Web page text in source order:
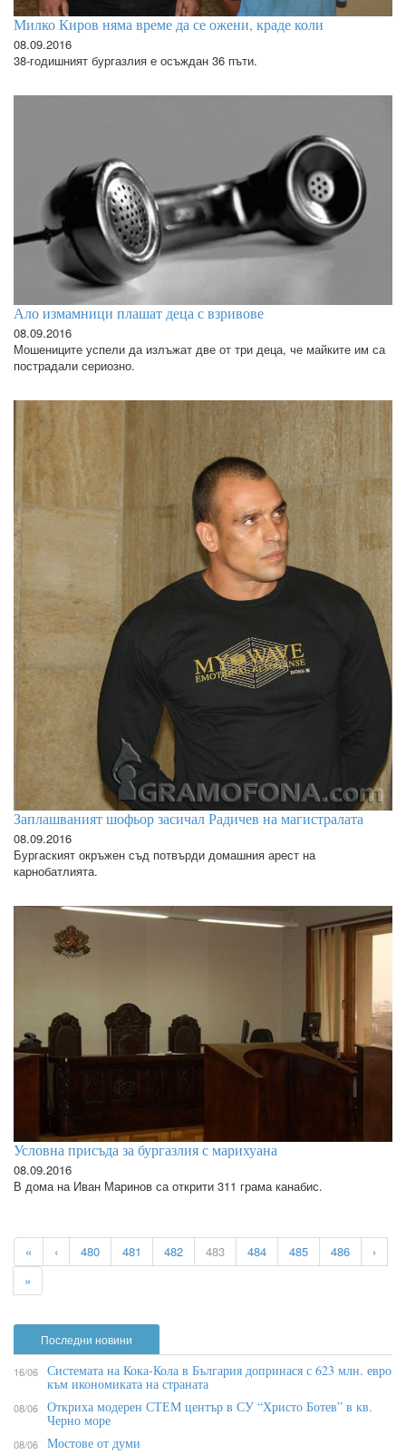
Милко Киров няма време да се ожени, краде коли
08.09.2016
38-годишният бургазлия е осъждан 36 пъти.
Ало измамници плашат деца с взривове
08.09.2016
Мошениците успели да излъжат две от три деца, че майките им са
пострадали сериозно.
Заплашваният шофьор засичал Радичев на магистралата
08.09.2016
Бургаският окръжен съд потвърди домашния арест на
карнобатлията.
Условна присъда за бургазлия с марихуана
08.09.2016
В дома на Иван Маринов са открити 311 грама канабис.
« ‹ 480 481 482 483 484 485 486
›
»
Последни новини
16/06 Системата на Кока-Кола в България допринася с 623 млн. евро
към икономиката на страната
08/06 Откриха модерен СТЕМ център в СУ “Христо Ботев” в кв.
Черно море
08/06 Мостове от думи